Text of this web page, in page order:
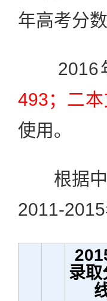
年高考分数
2016年
493；二
使用。
根据中
2011-
录取